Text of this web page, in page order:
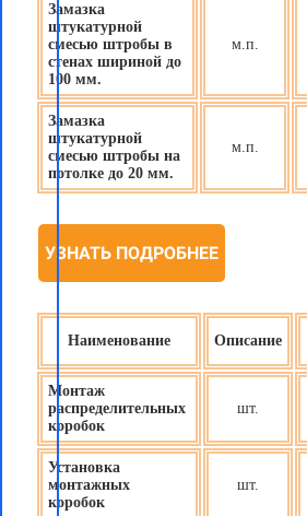
Замазка
штукатурной
смесью штробы в
стенах шириной до
100 мм.
м.п.
Замазка
штукатурной
смесью штробы на
потолке до 20 мм.
м.п.
УЗНАТЬ ПОДРОБНЕЕ
Наименование Описание
Монтаж
распределительных
коробок
шт.
Установка
монтажных
коробок
шт.